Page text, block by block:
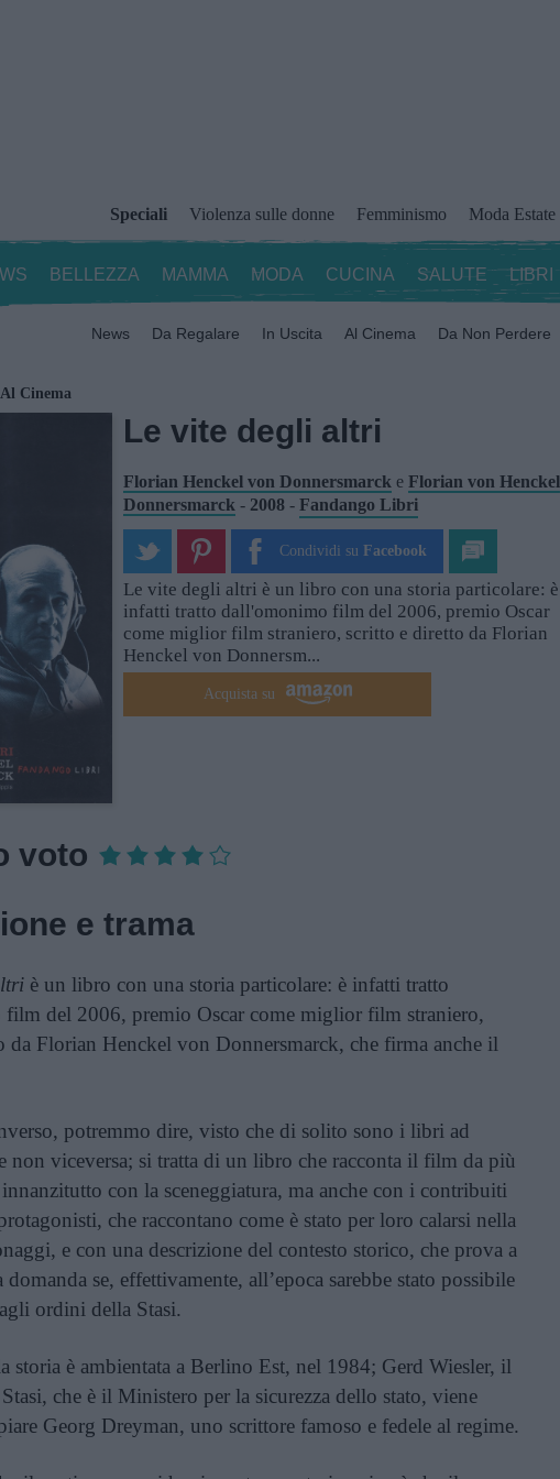
Speciali Violenza sulle donne Femminismo Moda Estate
BELLEZZA MAMMA MODA CUCINA SALUTE LIBRI
News Da Regalare In Uscita Al Cinema Da Non Perdere
Cinema
Le vite degli altri
Florian Henckel von Donnersmarck e Florian von Henckel
Donnersmarck - 2008 - Fandango Libri
Condividi su Facebook
Le vite degli altri è un libro con una storia particolare: è
infatti tratto dall'omonimo film del 2006, premio Oscar
come miglior film straniero, scritto e diretto da Florian
Henckel von Donnersm...
Acquista su
voto
e trama
è un libro con una storia particolare: è infatti tratto
film del 2006, premio Oscar come miglior film straniero,
da Florian Henckel von Donnersmarck, che firma anche il
potremmo dire, visto che di solito sono i libri ad
non viceversa; si tratta di un libro che racconta il film da più
con la sceneggiatura, ma anche con i contribuiti
che raccontano come è stato per loro calarsi nella
e con una descrizione del contesto storico, che prova a
domanda se, effettivamente, all’epoca sarebbe stato possibile
ordini della Stasi.
storia è ambientata a Berlino Est, nel 1984; Gerd Wiesler, il
che è il Ministero per la sicurezza dello stato, viene
Georg Dreyman, uno scrittore famoso e fedele al regime.